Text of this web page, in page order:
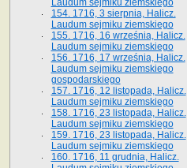
Laudum sejmiku ziemskiego
154. 1716, 3 sierpnia, Halicz.
Laudum sejmiku ziemskiego
155. 1716, 16 września, Halicz.
Laudum sejmiku ziemskiego
156. 1716, 17 września, Halicz.
Laudum sejmiku ziemskiego
gospodarskiego
157. 1716, 12 listopada, Halicz.
Laudum sejmiku ziemskiego
158. 1716, 23 listopada, Halicz.
Laudum sejmiku ziemskiego
159. 1716, 23 listopada, Halicz.
Laudum sejmiku ziemskiego
160. 1716, 11 grudnia, Halicz.